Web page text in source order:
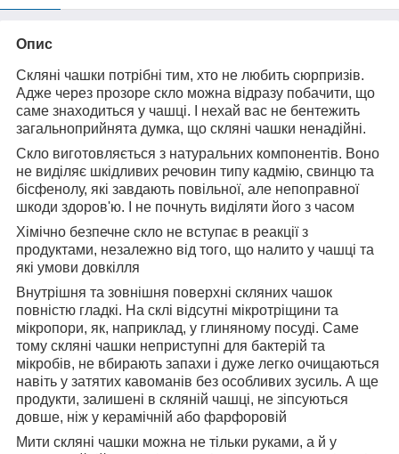
Опис
Скляні чашки потрібні тим, хто не любить сюрпризів.
Адже через прозоре скло можна відразу побачити, що
саме знаходиться у чашці. І нехай вас не бентежить
загальноприйнята думка, що скляні чашки ненадійні.
Скло виготовляється з натуральних компонентів. Воно
не виділяє шкідливих речовин типу кадмію, свинцю та
бісфенолу, які завдають повільної, але непоправної
шкоди здоров'ю. І не почнуть виділяти його з часом
Хімічно безпечне скло не вступає в реакції з
продуктами, незалежно від того, що налито у чашці та
які умови довкілля
Внутрішня та зовнішня поверхні скляних чашок
повністю гладкі. На склі відсутні мікротріщини та
мікропори, як, наприклад, у глиняному посуді. Саме
тому скляні чашки неприступні для бактерій та
мікробів, не вбирають запахи і дуже легко очищаються
навіть у затятих кавоманів без особливих зусиль. А ще
продукти, залишені в скляній чашці, не зіпсуються
довше, ніж у керамічній або фарфоровій
Мити скляні чашки можна не тільки руками, а й у